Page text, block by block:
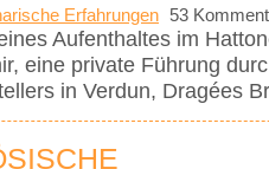
Erfahrungen 53
Aufenthaltes im
eine private Führung
in Verdun, Dragées